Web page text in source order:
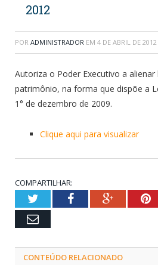
2012
POR ADMINISTRADOR EM 4 DE ABRIL DE 2012
Autoriza o Poder Executivo a
patrimônio, na forma que dispõe a
1° de dezembro de 2009.
Clique aqui para visualizar
COMPARTILHAR:
TwitterFacebookGoogle+
Email
CONTEÚDO RELACIONADO